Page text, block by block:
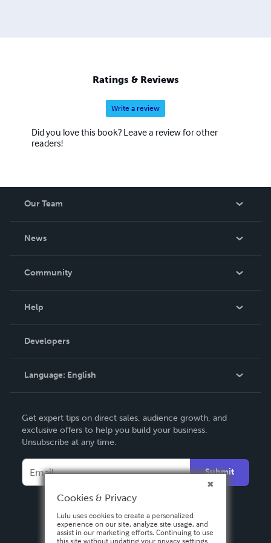
Cristo, ha per protagonista Giuliano Imperatore. A
Imperium Solis seguirà presto Gladius Imperii, secondo
Ratings & Reviews
Write a review
Did you love this book? Leave a review for other
readers!
Our Team
News
In The News
Community
Podcast
Help
Order Lookup
Knowledge Base
Contact Support
Developers
Language: English
Deutsch
Français
Español
Get expert tips on direct sales, audience growth, and
exclusive offers to help you build your business.
Unsubscribe at any time.
Submit
Cookies & Privacy
Lulu uses cookies to create a personalized
experience on our site, analyze site usage, and
assist in our marketing efforts. Continuing to use
this site without updating your privacy settings